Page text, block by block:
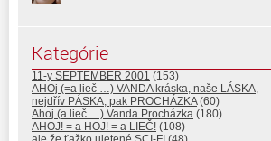
Kategórie
11-y SEPTEMBER 2001 (153)
AHOj (=a lieč …) VANDA kráska, naše LÁSKA,
nejdřív PÁSKA, pak PROCHÁZKA(60)
Ahoj (a lieč …) Vanda Procházka (180)
AHOJ! = a HOJ! = a LIEČ! (108)